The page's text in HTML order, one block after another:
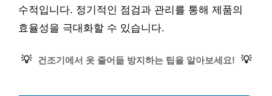
수적입니다. 정기적인 점검과 관리를 통해 제품의
효율성을 극대화할 수 있습니다.
💡 건조기에서 옷 줄어듦 방지하는 팁을 알아보세요! 💡